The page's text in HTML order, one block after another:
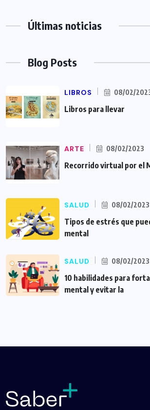
Últimas noticias
Blog Posts
LIBROS 08/02/
Libros para llevar
ARTE 08/02/2023
Recorrido virtual por el
SALUD 08/02/2023
Tipos de estrés que
mental
SALUD 08/02/2023
10 habilidades para
mental y evitar la